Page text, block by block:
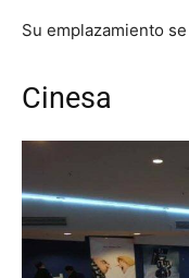
Su emplazamiento
Cinesa